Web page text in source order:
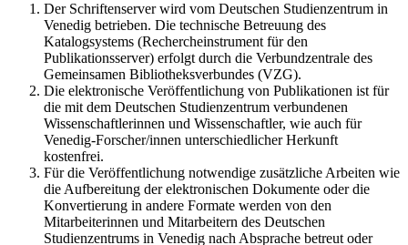
Der Schriftenserver wird vom Deutschen Studienzentrum in
Venedig betrieben. Die technische Betreuung des
Katalogsystems (Rechercheinstrument für den
Publikationsserver) erfolgt durch die Verbundzentrale des
Gemeinsamen Bibliotheksverbundes (VZG).
Die elektronische Veröffentlichung von Publikationen ist für
die mit dem Deutschen Studienzentrum verbundenen
Wissenschaftlerinnen und Wissenschaftler, wie auch für
Venedig-Forscher/innen unterschiedlicher Herkunft
kostenfrei.
Für die Veröffentlichung notwendige zusätzliche Arbeiten wie
die Aufbereitung der elektronischen Dokumente oder die
Konvertierung in andere Formate werden von den
Mitarbeiterinnen und Mitarbeitern des Deutschen
Studienzentrums in Venedig nach Absprache betreut oder